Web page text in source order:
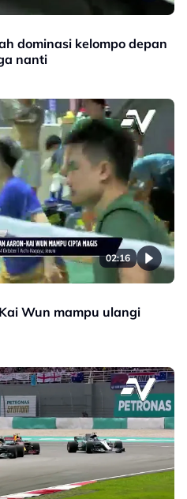
dominasi kelompo depan
nanti
02:16
Wun mampu ulangi